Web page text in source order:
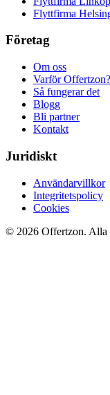
Flyttfirma
Företag
Om oss
Varför Offertzon?
Så fungerar det
Blogg
Bli partner
Kontakt
Juridiskt
Användarvillkor
Integritetspolicy
Cookies
© 2026 Offertzon. Alla